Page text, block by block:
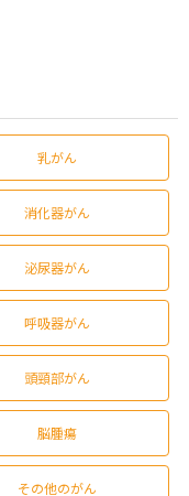
乳がん
消化器がん
泌尿器がん
呼吸器がん
頭頸部がん
脳腫瘍
その他のがん